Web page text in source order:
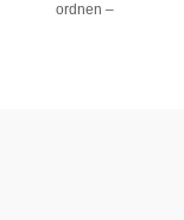
ordnen –